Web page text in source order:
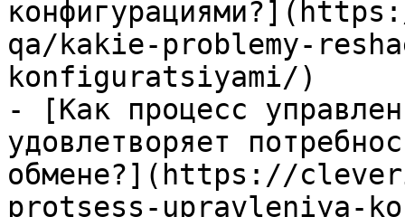
qa/kakie-problemy-
konfiguratsiyami/)
- [Как процесс
удовлетворяет
обмене?](https://
protsess-upravleniya-